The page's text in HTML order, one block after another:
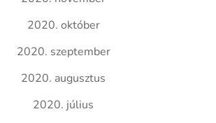
2020. október
2020. szeptember
2020. augusztus
2020. július